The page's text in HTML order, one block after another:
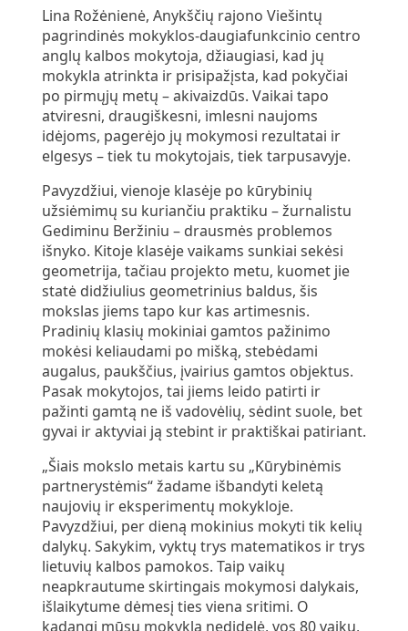
Lina Rožėnienė, Anykščių rajono Viešintų
pagrindinės mokyklos-daugiafunkcinio centro
anglų kalbos mokytoja, džiaugiasi, kad jų
mokykla atrinkta ir prisipažįsta, kad pokyčiai
po pirmųjų metų – akivaizdūs. Vaikai tapo
atviresni, draugiškesni, imlesni naujoms
idėjoms, pagerėjo jų mokymosi rezultatai ir
elgesys – tiek tu mokytojais, tiek tarpusavyje.
Pavyzdžiui, vienoje klasėje po kūrybinių
užsiėmimų su kuriančiu praktiku – žurnalistu
Gediminu Beržiniu – drausmės problemos
išnyko. Kitoje klasėje vaikams sunkiai sekėsi
geometrija, tačiau projekto metu, kuomet jie
statė didžiulius geometrinius baldus, šis
mokslas jiems tapo kur kas artimesnis.
Pradinių klasių mokiniai gamtos pažinimo
mokėsi keliaudami po mišką, stebėdami
augalus, paukščius, įvairius gamtos objektus.
Pasak mokytojos, tai jiems leido patirti ir
pažinti gamtą ne iš vadovėlių, sėdint suole, bet
gyvai ir aktyviai ją stebint ir praktiškai patiriant.
„Šiais mokslo metais kartu su „Kūrybinėmis
partnerystėmis“ žadame išbandyti keletą
naujovių ir eksperimentų mokykloje.
Pavyzdžiui, per dieną mokinius mokyti tik kelių
dalykų. Sakykim, vyktų trys matematikos ir trys
lietuvių kalbos pamokos. Taip vaikų
neapkrautume skirtingais mokymosi dalykais,
išlaikytume dėmesį ties viena sritimi. O
kadangi mūsų mokykla nedidelė, vos 80 vaikų,